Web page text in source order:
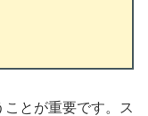
とが重要です。ス